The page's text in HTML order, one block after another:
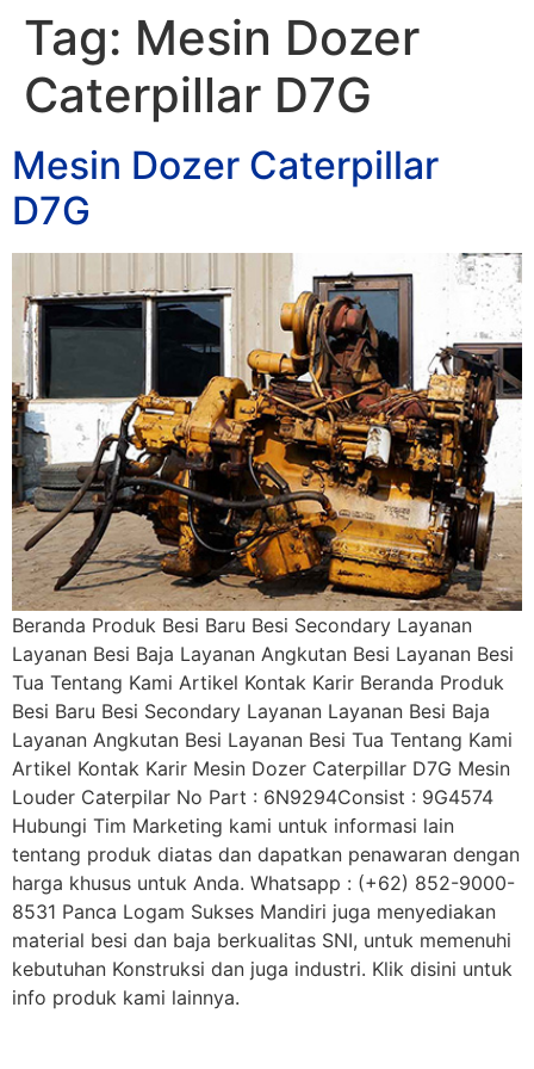
Tag: Mesin Dozer
Caterpillar D7G
Mesin Dozer Caterpillar
D7G
Beranda Produk Besi Baru Besi Secondary Layanan
Layanan Besi Baja Layanan Angkutan Besi Layanan Besi
Tua Tentang Kami Artikel Kontak Karir Beranda Produk
Besi Baru Besi Secondary Layanan Layanan Besi Baja
Layanan Angkutan Besi Layanan Besi Tua Tentang Kami
Artikel Kontak Karir Mesin Dozer Caterpillar D7G Mesin
Louder Caterpilar No Part : 6N9294Consist : 9G4574
Hubungi Tim Marketing kami untuk informasi lain
tentang produk diatas dan dapatkan penawaran dengan
harga khusus untuk Anda. Whatsapp : (+62) 852-9000-
8531 Panca Logam Sukses Mandiri juga menyediakan
material besi dan baja berkualitas SNI, untuk memenuhi
kebutuhan Konstruksi dan juga industri. Klik disini untuk
info produk kami lainnya.